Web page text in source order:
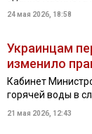
24 мая 2026, 18:58
Украинцам
изменило
Кабинет
горячей воды в
21 мая 2026, 12:43